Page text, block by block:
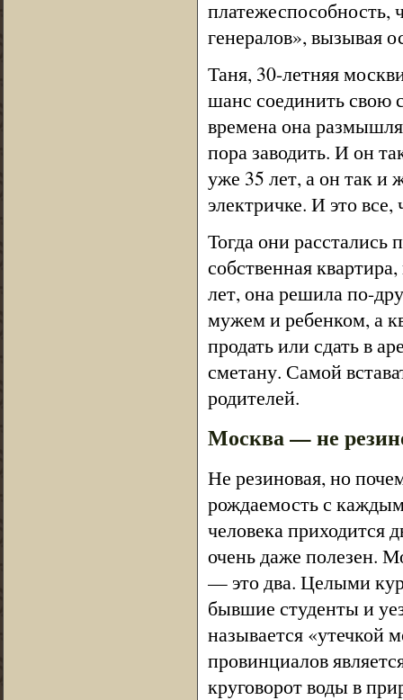
платежеспособность,
генералов», вызывая
Таня, 30-летняя
шанс соединить свою
времена она
пора заводить. И он
уже 35 лет, а он так и
электричке. И это
Тогда они расстались
собственная
лет, она решила по-
мужем и ребенком, а
продать или сдать в
сметану. Самой
родителей.
Москва — не
Не резиновая, но
рождаемость с
человека приходится
очень даже полезен.
— это два. Целыми
бывшие студенты и
называется «утечкой
провинциалов
круговорот воды в